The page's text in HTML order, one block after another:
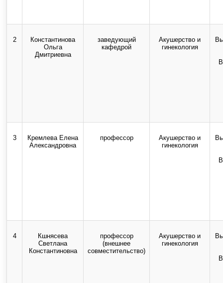
2
Константинова
Ольга
Дмитриевна
заведующий
кафедрой
Акушерство и
гинекология
3
Кремлева Елена
Александровна
профессор
Акушерство и
гинекология
4
Кшнясева
Светлана
Константиновна
профессор
(внешнее
совместительство)
Акушерство и
гинекология
Skip to content
Copyright © 2013-2025
Все